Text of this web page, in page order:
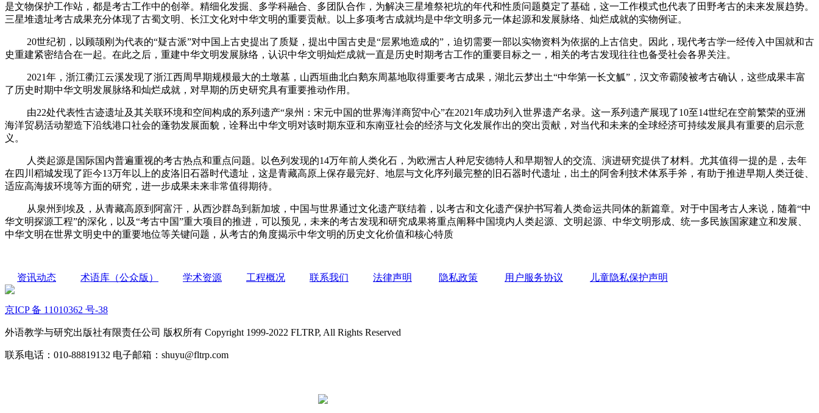
是文物保护工作站，都是考古工作中的创举。精细化发掘、多学科融合、多团队合作，为解决三星堆祭祀坑的年代和性质问题奠定了基础，这一工作模式也代表了田野考古的未来发展趋势。
三星堆遗址考古成果充分体现了古蜀文明、长江文化对中华文明的重要贡献。以上多项考古成就均是中华文明多元一体起源和发展脉络、灿烂成就的实物例证。
20世纪初，以顾颉刚为代表的“疑古派”对中国上古史提出了质疑，提出中国古史是“层累地造成的”，迫切需要一部以实物资料为依据的上古信史。因此，现代考古学一经传入中国就和古
史重建紧密结合在一起。在此之后，重建中华文明发展脉络，认识中华文明灿烂成就一直是历史时期考古工作的重要目标之一，相关的考古发现往往也备受社会各界关注。
2021年，浙江衢江云溪发现了浙江西周早期规模最大的土墩墓，山西垣曲北白鹅东周墓地取得重要考古成果，湖北云梦出土“中华第一长文觚”，汉文帝霸陵被考古确认，这些成果丰富
了历史时期中华文明发展脉络和灿烂成就，对早期的历史研究具有重要推动作用。
由22处代表性古迹遗址及其关联环境和空间构成的系列遗产“泉州：宋元中国的世界海洋商贸中心”在2021年成功列入世界遗产名录。这一系列遗产展现了10至14世纪在空前繁荣的亚洲
海洋贸易活动塑造下沿线港口社会的蓬勃发展面貌，诠释出中华文明对该时期东亚和东南亚社会的经济与文化发展作出的突出贡献，对当代和未来的全球经济可持续发展具有重要的启示意
义。
人类起源是国际国内普遍重视的考古热点和重点问题。以色列发现的14万年前人类化石，为欧洲古人种尼安德特人和早期智人的交流、演进研究提供了材料。尤其值得一提的是，去年
在四川稻城发现了距今13万年以上的皮洛旧石器时代遗址，这是青藏高原上保存最完好、地层与文化序列最完整的旧石器时代遗址，出土的阿舍利技术体系手斧，有助于推进早期人类迁徙、
适应高海拔环境等方面的研究，进一步成果未来非常值得期待。
从泉州到埃及，从青藏高原到阿富汗，从西沙群岛到新加坡，中国与世界通过文化遗产联结着，以考古和文化遗产保护书写着人类命运共同体的新篇章。对于中国考古人来说，随着“中
华文明探源工程”的深化，以及“考古中国”重大项目的推进，可以预见，未来的考古发现和研究成果将重点阐释中国境内人类起源、文明起源、中华文明形成、统一多民族国家建立和发展、
中华文明在世界文明史中的重要地位等关键问题，从考古的角度揭示中华文明的历史文化价值和核心特质
资讯动态 术语库（公众版） 学术资源 工程概况 联系我们 法律声明 隐私政策 用户服务协议 儿童隐私保护声明
京ICP 备 11010362 号-38
外语教学与研究出版社有限责任公司 版权所有 Copyright 1999-2022 FLTRP, All Rights Reserved
联系电话：010-88819132 电子邮箱：shuyu@fltrp.com